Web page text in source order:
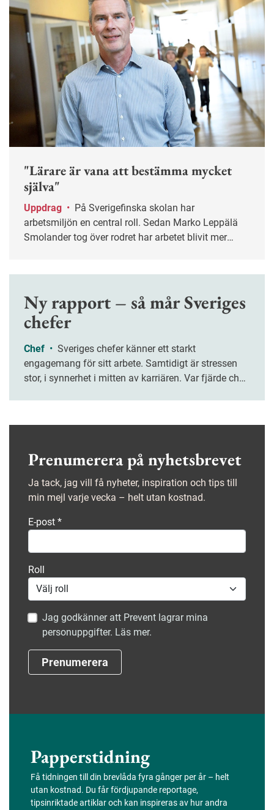
"Lärare är vana att bestämma mycket
själva"
Uppdrag •
arbetsmiljön en central roll. Sedan Marko Leppälä
Smolander tog över rodret har arbetet blivit mer
Ny rapport – så mår Sveriges
chefer
Chef •
engagemang för sitt arbete. Samtidigt är stressen
stor, i synnerhet i mitten av karriären. Var fjärde chef
Prenumerera på nyhetsbrevet
Ja tack, jag vill få nyheter, inspiration och tips till
min mejl varje vecka – helt utan kostnad.
E-post *
Roll
Jag godkänner att Prevent lagrar mina
personuppgifter. Läs mer.
Prenumerera
Papperstidning
Få tidningen till din brevlåda fyra gånger per år – helt
utan kostnad. Du får fördjupande reportage,
tipsinriktade artiklar och kan inspireras av hur andra